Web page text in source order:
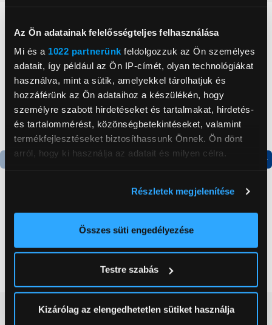
Az Ön adatainak felelősségteljes felhasználása
Mi és a 1022 partnerünk feldolgozzuk az Ön személyes
adatait, így például az Ön IP-címét, olyan technológiákat
használva, mint a sütik, amelyekkel tárolhatjuk és
hozzáférünk az Ön adataihoz a készülékén, hogy
személyre szabott hirdetéseket és tartalmakat, hirdetés-
és tartalommérést, közönségbetekintéseket, valamint
termékfejlesztéseket biztosíthassunk Önnek. Ön dönt
arról, hogy ki használja az adatait és milyen célra.
elhelyezkedéséről pár méteres pontossággal
Az Ön készülékén beazonosítása annak konkrét
módjairól és adja meg preferenciáit aRészletek
pontban. Bármikor módosíthatja vagy visszavonhatja a
Sütinyilatkozathoz való hozzájárulását.
Részletek megjelenítése
Összes süti engedélyezése
Testre szabás
Kizárólag az elengedhetetlen sütiket használja
by side hűtőszekrény
Alulfagyasztós
Vásárlói vélemények(0)